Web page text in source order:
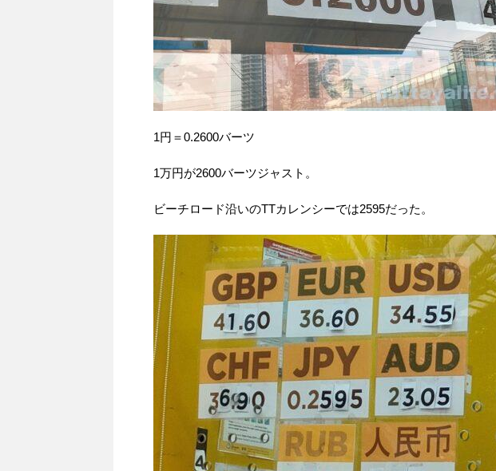
1円＝0.2600バーツ
1万円が2600バーツジャスト。
ビーチロード沿いのTTカレンシーでは2595だった。